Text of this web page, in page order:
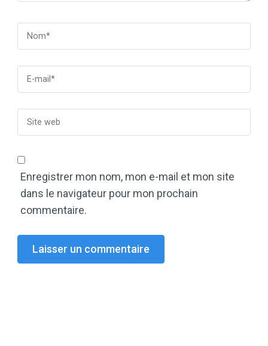
Enregistrer mon nom, mon e-mail et mon site
dans le navigateur pour mon prochain
commentaire.